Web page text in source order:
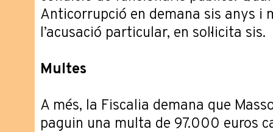
Anticorrupció en demana sis anys i
l’acusació particular, en sol·licita sis.
Multes
A més, la Fiscalia demana que
paguin una multa de 97.000 euros